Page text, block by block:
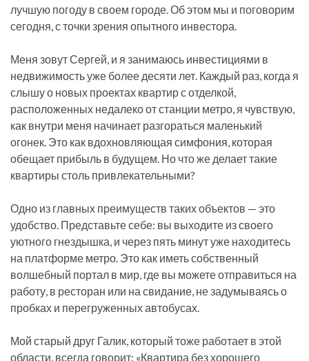
лучшую погоду в своем городе. Об этом мы и поговорим
сегодня, с точки зрения опытного инвестора.
Меня зовут Сергей, и я занимаюсь инвестициями в
недвижимость уже более десяти лет. Каждый раз, когда я
слышу о новых проектах квартир с отделкой,
расположенных недалеко от станции метро, я чувствую,
как внутри меня начинает разгораться маленький
огонек. Это как вдохновляющая симфония, которая
обещает прибыль в будущем. Но что же делает такие
квартиры столь привлекательными?
Одно из главных преимуществ таких объектов — это
удобство. Представьте себе: вы выходите из своего
уютного гнездышка, и через пять минут уже находитесь
на платформе метро. Это как иметь собственный
волшебный портал в мир, где вы можете отправиться на
работу, в ресторан или на свидание, не задумываясь о
пробках и перегруженных автобусах.
Мой старый друг Галик, который тоже работает в этой
области, всегда говорит: «Квартира без хорошего